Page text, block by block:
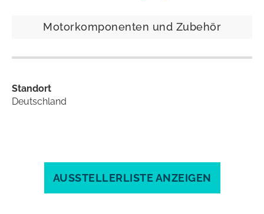
Motorkomponenten und Zubehör
Standort
Deutschland
AUSSTELLERLISTE ANZEIGEN